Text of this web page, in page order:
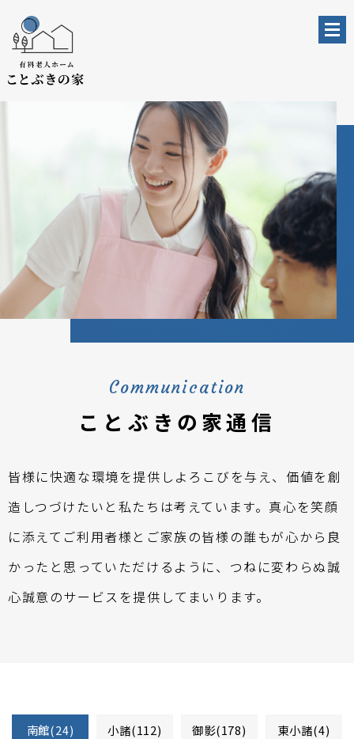
Communication
ことぶきの家通信
皆様に快適な環境を提供しよろこびを与え、価値を創
造しつづけたいと私たちは考えています。真心を笑顔
に添えてご利用者様とご家族の皆様の誰もが心から良
かったと思っていただけるように、つねに変わらぬ誠
心誠意のサービスを提供してまいります。
南館(24) 小諸(112) 御影(178) 東小諸(4)